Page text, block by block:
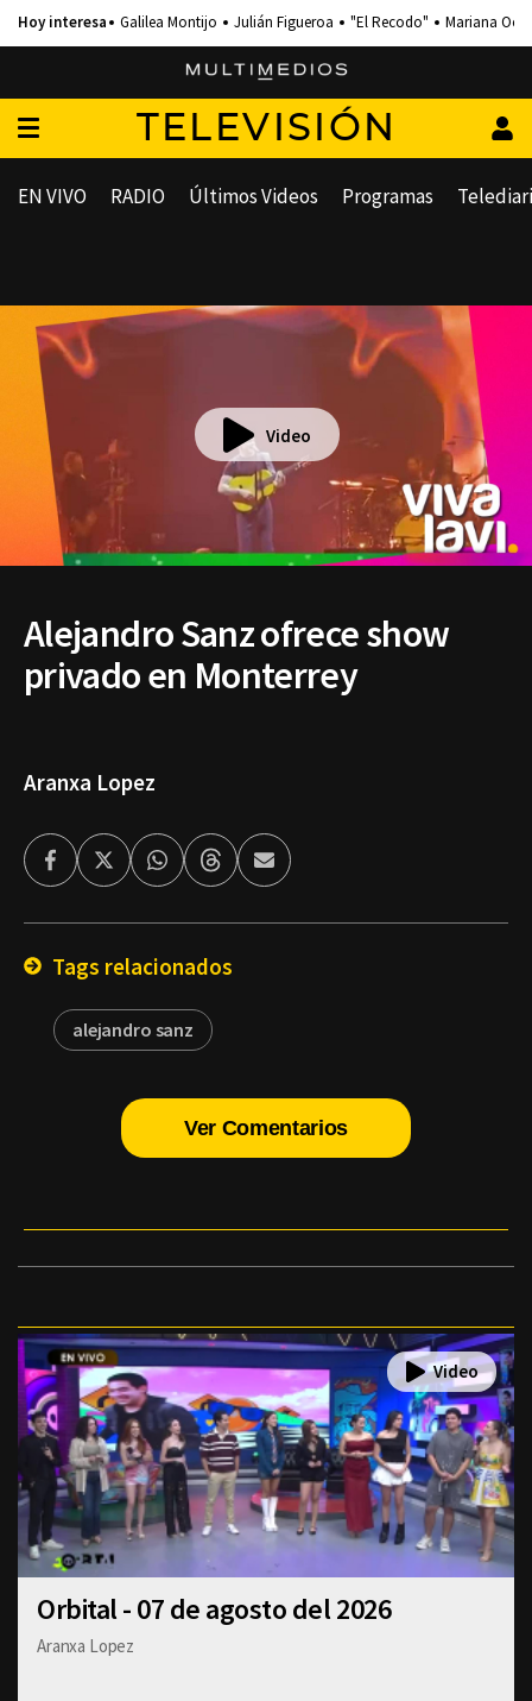
Galilea Montijo Julián Figueroa "El Recodo" Mariana
TELEVISIÓN
EN VIVO RADIO Últimos Videos Programas
Video
Alejandro Sanz ofrece show
privado en Monterrey
Aranxa Lopez
FacebookTwitterWhatsappThreadsEnviar
por
Tags relacionados
alejandro sanz
Ver Comentarios
Orbital - 07 de agosto del 2026
Aranxa Lopez